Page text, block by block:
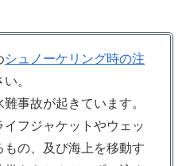
シュノーケリング時の注
。
事故が起きています。
フジャケットやウェッ
もの、及び海上を移動す